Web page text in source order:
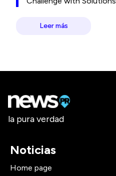
Leer más
la pura verdad
Noticias
Home page